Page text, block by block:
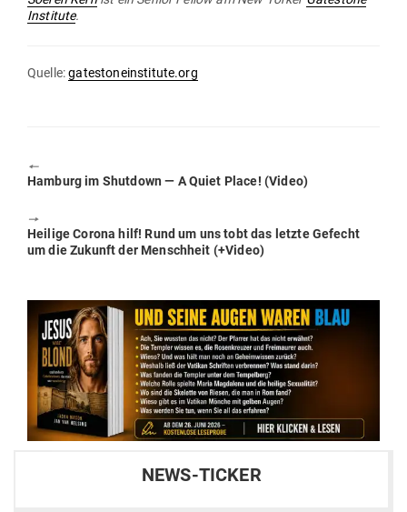
Institute.
Quelle:gatestoneinstitute.org
🠔
Previous
Hamburg im Shutdown — A Quiet Place! (Video)
🠖
Next
post:
Heilige Corona hilf! Rund um uns tobt das letzte Gefecht
um die Zukunft der Menschheit (+Video)
NEWS-TICKER